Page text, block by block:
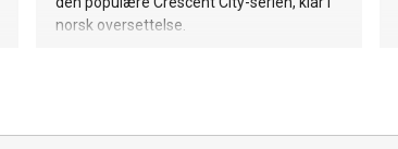
norsk oversettelse.